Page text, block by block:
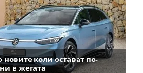
новите коли остават по-
в жегата